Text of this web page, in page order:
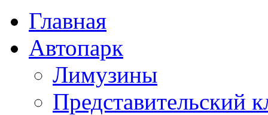
Главная
Автопарк
Лимузины
Представительский